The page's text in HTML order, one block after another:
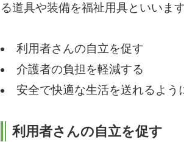
る道具や装備を福祉用具といいま
利用者さんの自立を促す
介護者の負担を軽減する
安全で快適な生活を送れるよう
利用者さんの自立を促す